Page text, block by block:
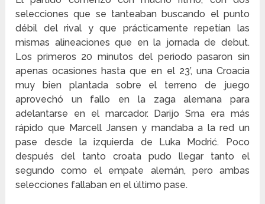
selecciones que se tanteaban buscando el punto
débil del rival y que prácticamente repetían las
mismas alineaciones que en la jornada de debut.
Los primeros 20 minutos del periodo pasaron sin
apenas ocasiones hasta que en el 23’, una Croacia
muy bien plantada sobre el terreno de juego
aprovechó un fallo en la zaga alemana para
adelantarse en el marcador. Darijo Srna era más
rápido que Marcell Jansen y mandaba a la red un
pase desde la izquierda de Luka Modrić. Poco
después del tanto croata pudo llegar tanto el
segundo como el empate alemán, pero ambas
selecciones fallaban en el último pase.